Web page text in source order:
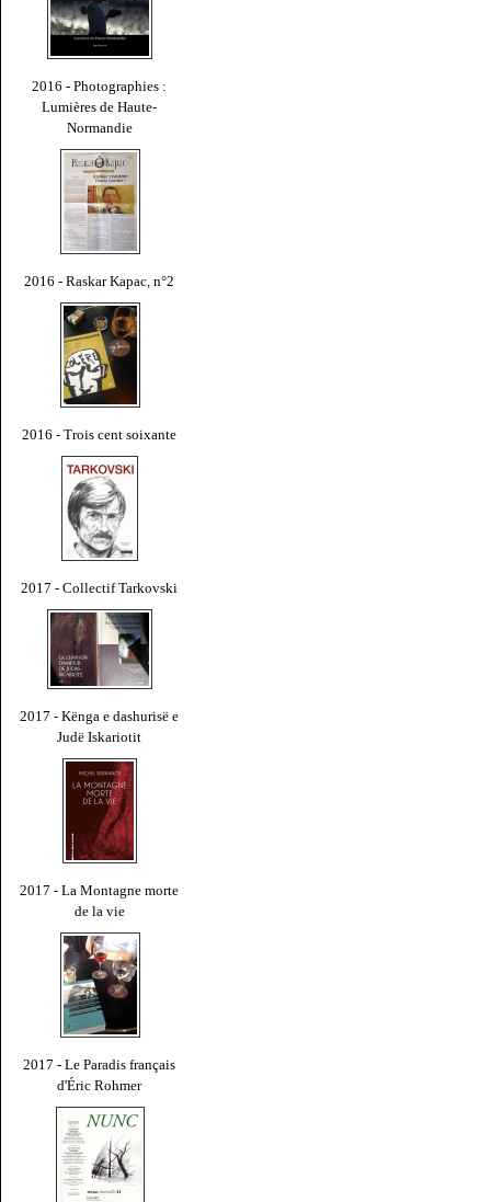
2016 - Photographies :
Lumières de Haute-
Normandie
2016 - Raskar Kapac, n°2
2016 - Trois cent soixante
2017 - Collectif Tarkovski
2017 - Kënga e dashurisë e
Judë Iskariotit
2017 - La Montagne morte
de la vie
2017 - Le Paradis français
d'Éric Rohmer